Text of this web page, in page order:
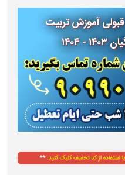
قبولی آموزش تربیت
۱۴۰۴